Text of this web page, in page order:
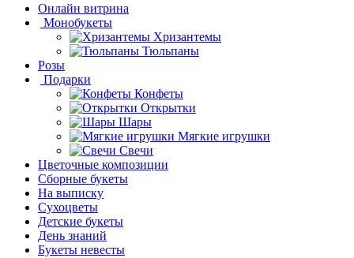
Онлайн витрина
Монобукеты
Хризантемы
Тюльпаны
Розы
Подарки
Конфеты
Открытки
Шары
Мягкие игрушки
Свечи
Цветочные композиции
Сборные букеты
На выписку
Сухоцветы
Детские букеты
День знаний
Букеты невесты